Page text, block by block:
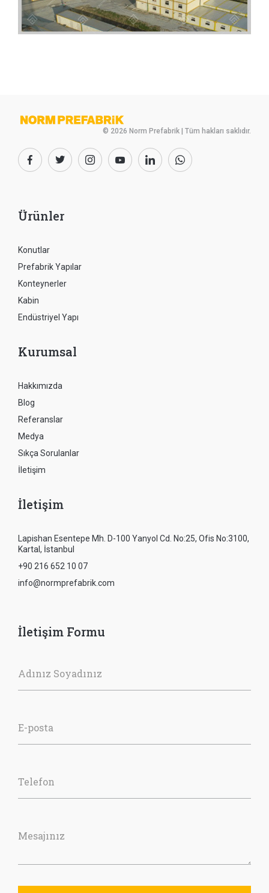
© 2026 Norm Prefabrik | Tüm hakları saklıdır.
Ürünler
Konutlar
Prefabrik Yapılar
Konteynerler
Kabin
Endüstriyel Yapı
Kurumsal
Hakkımızda
Blog
Referanslar
Medya
Sıkça Sorulanlar
İletişim
İletişim
Lapishan Esentepe Mh. D-100 Yanyol Cd. No:25, Ofis No:3100,
Kartal, İstanbul
+90 216 652 10 07
info@normprefabrik.com
İletişim Formu
Adınız Soyadınız
E-posta
Telefon
Mesajınız